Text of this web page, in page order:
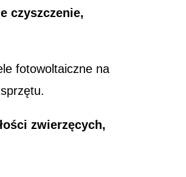
czyszczenie,
fotowoltaiczne na
zwierzęcych,